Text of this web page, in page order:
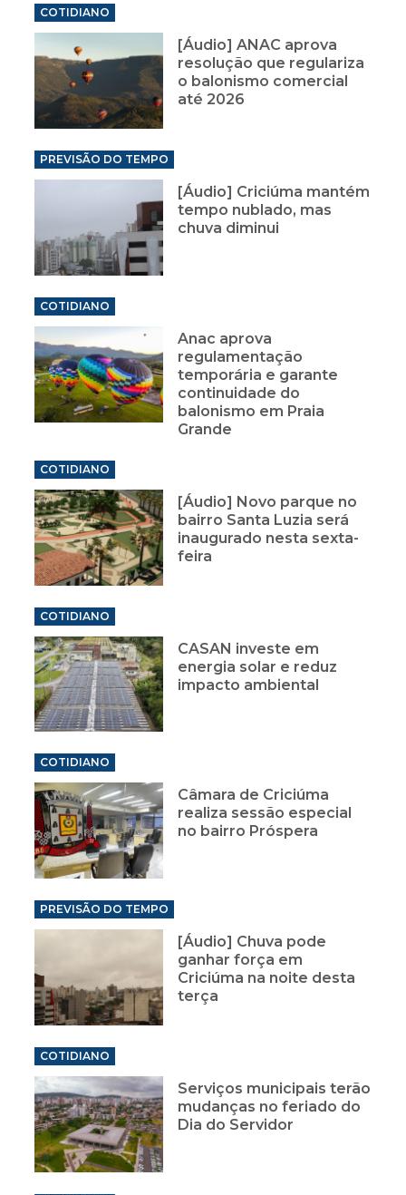
COTIDIANO
[Áudio] ANAC aprova
resolução que regulariza
o balonismo comercial
até 2026
PREVISÃO DO TEMPO
[Áudio] Criciúma mantém
tempo nublado, mas
chuva diminui
COTIDIANO
Anac aprova
regulamentação
temporária e garante
continuidade do
balonismo em Praia
Grande
COTIDIANO
[Áudio] Novo parque no
bairro Santa Luzia será
inaugurado nesta sexta-
feira
COTIDIANO
CASAN investe em
energia solar e reduz
impacto ambiental
COTIDIANO
Câmara de Criciúma
realiza sessão especial
no bairro Próspera
PREVISÃO DO TEMPO
[Áudio] Chuva pode
ganhar força em
Criciúma na noite desta
terça
COTIDIANO
Serviços municipais terão
mudanças no feriado do
Dia do Servidor